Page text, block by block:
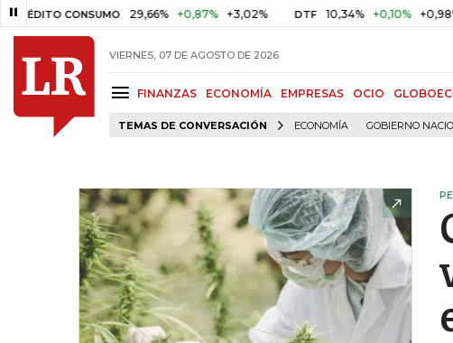
CONSUMO 29,66% +0,87% +3,02% DTF 10,34% +0,10% +0,98%
VIERNES, 07 DE AGOSTO DE 2026
FINANZAS ECONOMÍA EMPRESAS OCIO
TEMAS DE CONVERSACIÓN ECONOMÍA GOBIERNO